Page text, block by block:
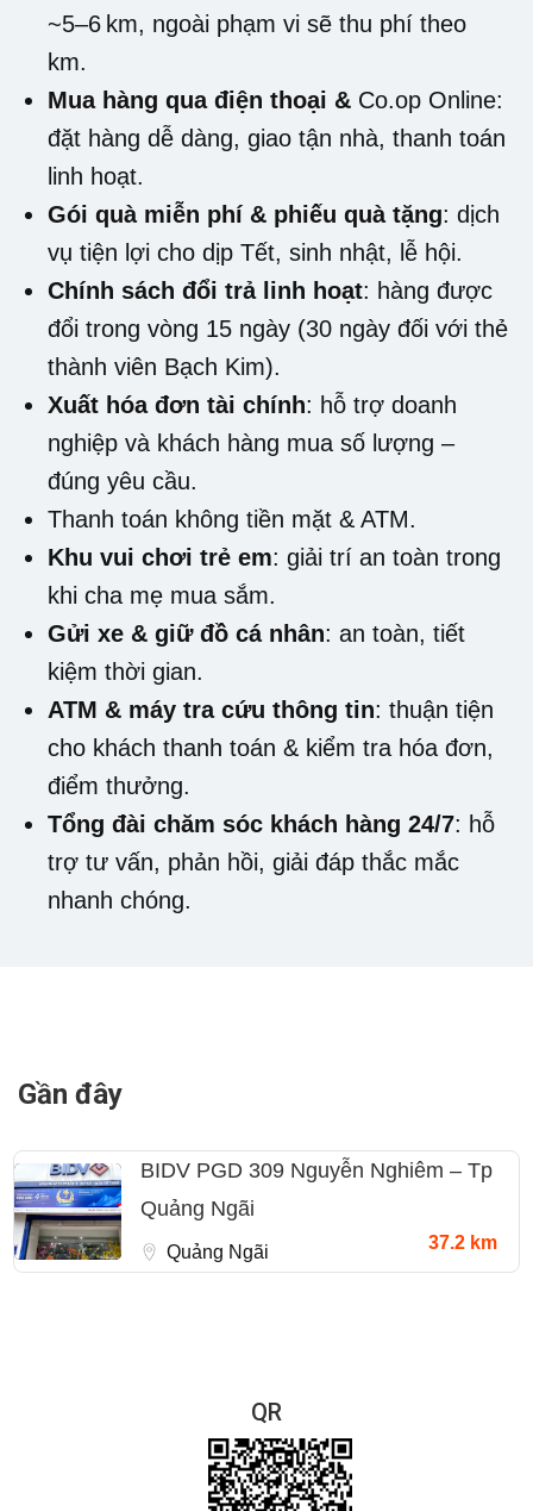
~5–6 km, ngoài phạm vi sẽ thu phí theo
km.
Mua hàng qua điện thoại & Co.op Online:
đặt hàng dễ dàng, giao tận nhà, thanh toán
linh hoạt.
Gói quà miễn phí & phiếu quà tặng: dịch
vụ tiện lợi cho dịp Tết, sinh nhật, lễ hội.
Chính sách đổi trả linh hoạt: hàng được
đổi trong vòng 15 ngày (30 ngày đối với thẻ
thành viên Bạch Kim).
Xuất hóa đơn tài chính: hỗ trợ doanh
nghiệp và khách hàng mua số lượng –
đúng yêu cầu.
Thanh toán không tiền mặt & ATM.
Khu vui chơi trẻ em: giải trí an toàn trong
khi cha mẹ mua sắm.
Gửi xe & giữ đồ cá nhân: an toàn, tiết
kiệm thời gian.
ATM & máy tra cứu thông tin: thuận tiện
cho khách thanh toán & kiểm tra hóa đơn,
điểm thưởng.
Tổng đài chăm sóc khách hàng 24/7: hỗ
trợ tư vấn, phản hồi, giải đáp thắc mắc
nhanh chóng.
Gần đây
BIDV PGD 309 Nguyễn Nghiêm – Tp
Quảng Ngãi
Quảng Ngãi 37.2 km
QR